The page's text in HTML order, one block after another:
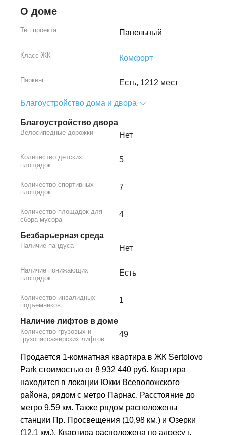
О доме
Тип проекта Панельный
Класс ЖК Комфорт
Паркинг Есть, 1212 мест
Благоустройство дома и двора
Благоустройство двора
Велосипедные дорожки Нет
Количество детских
площадок
5
Количество спортивных
площадок
7
Количество площадок для
сбора мусора
4
Безбарьерная среда
Наличие пандуса Нет
Наличие понижающих
площадок
Есть
Количество инвалидных
подъемников
1
Наличие лифтов в доме
Количество грузовых и
грузопассажирских лифтов
49
Продается 1-комнатная квартира в ЖК Sertolovo
Park стоимостью от 8 932 440 руб. Квартира
находится в локации Юкки Всеволожского
района, рядом с метро Парнас. Расстояние до
метро 9,59 км. Также рядом расположены
станции Пр. Просвещения (10,98 км.) и Озерки
(12,1 км.). Квартира расположена по адресу г.